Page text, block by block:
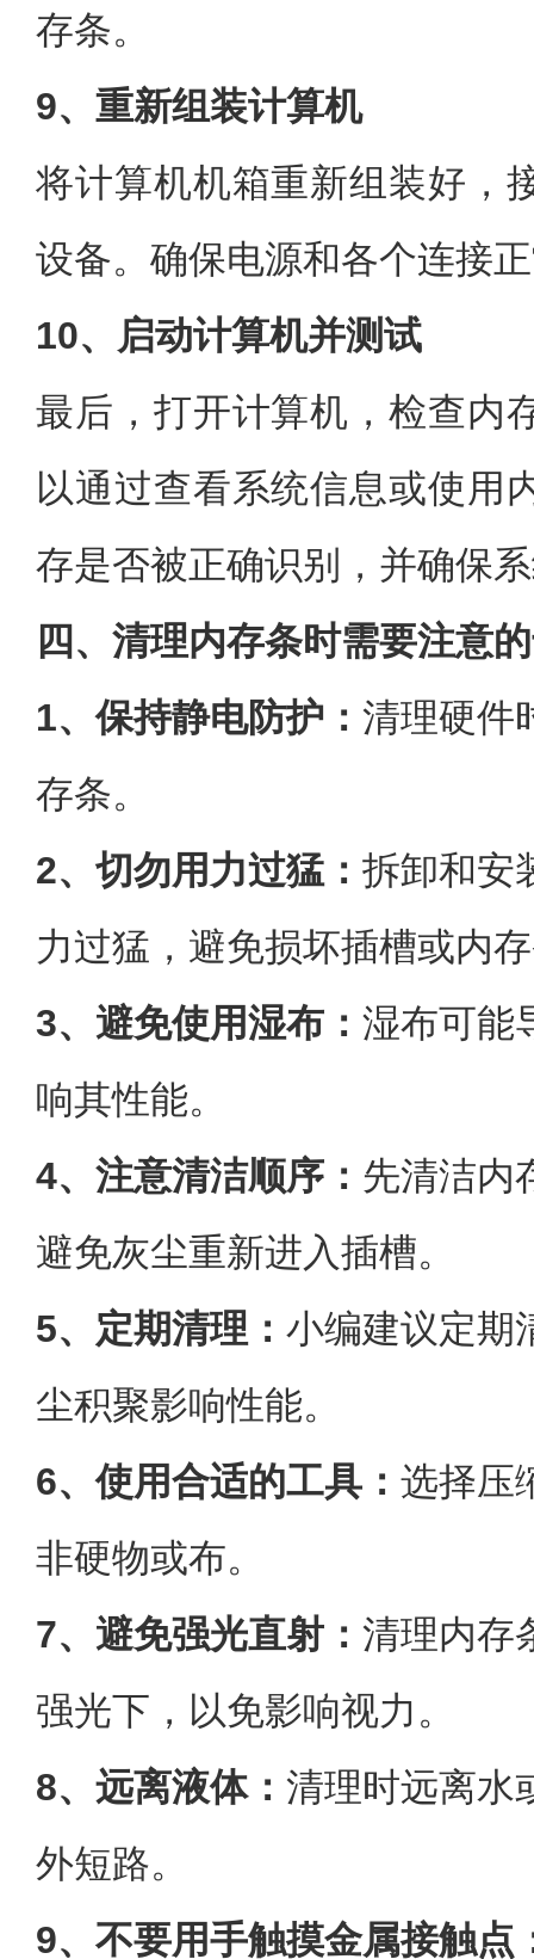
存条。
9、重新组装计算机
将计算机机箱重新组装好，
设备。确保电源和各个连接
10、启动计算机并测试
最后，打开计算机，检查内
以通过查看系统信息或使用
存是否被正确识别，并确保
四、清理内存条时需要注意
1、保持静电防护： 清理硬件
存条。
2、切勿用力过猛： 拆卸和安
力过猛，避免损坏插槽或内
3、避免使用湿布： 湿布可能
响其性能。
4、注意清洁顺序： 先清洁内
避免灰尘重新进入插槽。
5、定期清理： 小编建议定期
尘积聚影响性能。
6、使用合适的工具： 选择压
非硬物或布。
7、避免强光直射： 清理内存
强光下，以免影响视力。
8、远离液体： 清理时远离水
外短路。
9、不要用手触摸金属接触点